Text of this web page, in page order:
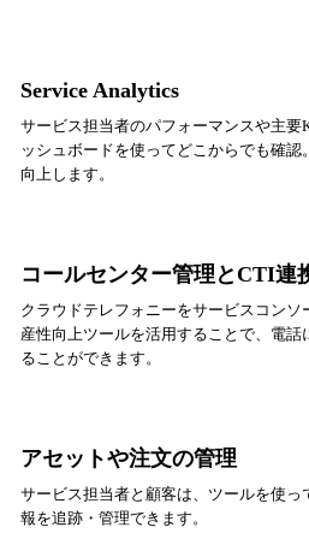
Service Analytics
サービス担当者のパフォーマンスや主要
ッシュボードを使ってどこからでも確
向上します。
コールセンター管理とCTI連
クラウドテレフォニーをサービスコン
産性向上ツールを活用することで、電
ることができます。
アセットや注文の管理
サービス担当者と顧客は、ツールを使
報を追跡・管理できます。